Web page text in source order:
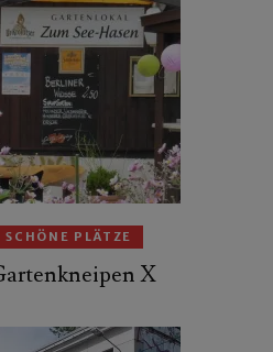
SCHÖNE PLÄTZE
X